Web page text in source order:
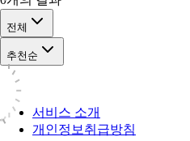
전체
추천순
서비스 소개
개인정보취급방침